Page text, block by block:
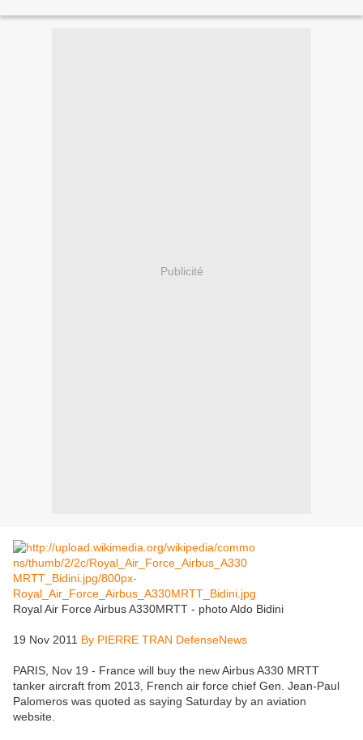
Publicité
Royal Air Force Airbus A330MRTT - photoAldo Bidini
19 Nov 2011 By PIERRE TRAN DefenseNews
PARIS, Nov 19 - France will buy the new Airbus A330 MRTT
tanker aircraft from 2013, French air force chief Gen. Jean-Paul
Palomeros was quoted as saying Saturday by an aviation
website.